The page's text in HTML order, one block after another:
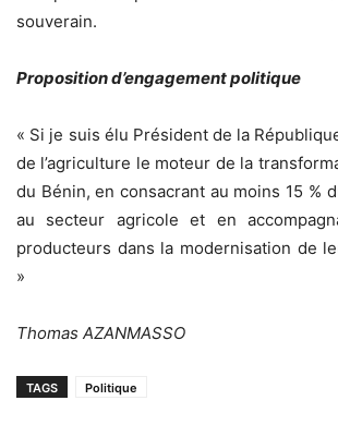
souverain.
Proposition d’engagement politique
« Si je suis élu Président de la
de l’agriculture le moteur de la
du Bénin, en consacrant au moins 15 %
au secteur agricole et en
producteurs dans la modernisation de
»
Thomas AZANMASSO
TAGS Politique